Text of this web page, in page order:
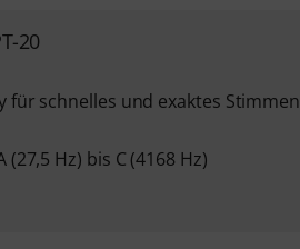
20
für schnelles und exaktes Stimmen
Hz) bis C (4168 Hz)